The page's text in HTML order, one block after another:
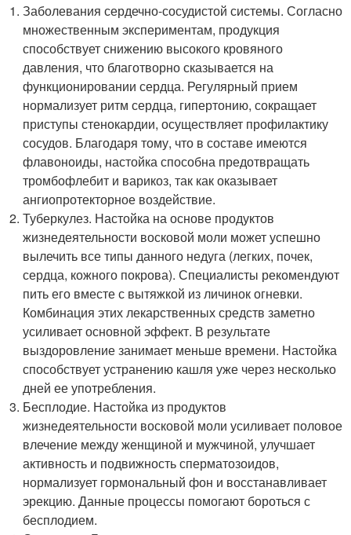
Заболевания сердечно-сосудистой системы. Согласно
множественным экспериментам, продукция
способствует снижению высокого кровяного
давления, что благотворно сказывается на
функционировании сердца. Регулярный прием
нормализует ритм сердца, гипертонию, сокращает
приступы стенокардии, осуществляет профилактику
сосудов. Благодаря тому, что в составе имеются
флавоноиды, настойка способна предотвращать
тромбофлебит и варикоз, так как оказывает
ангиопротекторное воздействие.
Туберкулез. Настойка на основе продуктов
жизнедеятельности восковой моли может успешно
вылечить все типы данного недуга (легких, почек,
сердца, кожного покрова). Специалисты рекомендуют
пить его вместе с вытяжкой из личинок огневки.
Комбинация этих лекарственных средств заметно
усиливает основной эффект. В результате
выздоровление занимает меньше времени. Настойка
способствует устранению кашля уже через несколько
дней ее употребления.
Бесплодие. Настойка из продуктов
жизнедеятельности восковой моли усиливает половое
влечение между женщиной и мужчиной, улучшает
активность и подвижность сперматозоидов,
нормализует гормональный фон и восстанавливает
эрекцию. Данные процессы помогают бороться с
бесплодием.